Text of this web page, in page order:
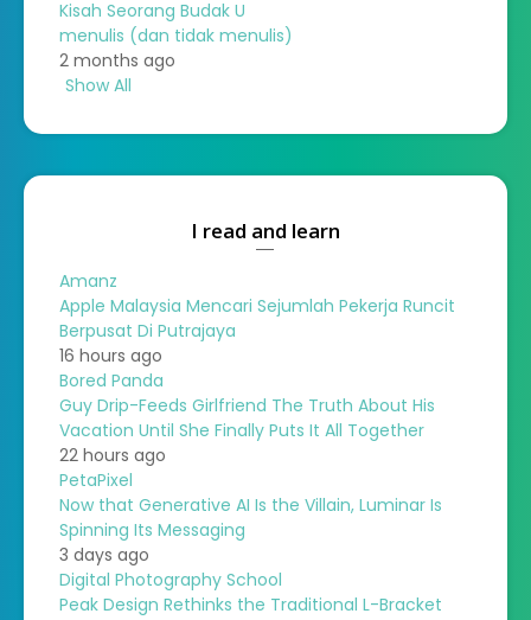
Kisah Seorang Budak U
menulis (dan tidak menulis)
2 months ago
Show All
I read and learn
Amanz
Apple Malaysia Mencari Sejumlah Pekerja Runcit
Berpusat Di Putrajaya
16 hours ago
Bored Panda
Guy Drip-Feeds Girlfriend The Truth About His
Vacation Until She Finally Puts It All Together
22 hours ago
PetaPixel
Now that Generative AI Is the Villain, Luminar Is
Spinning Its Messaging
3 days ago
Digital Photography School
Peak Design Rethinks the Traditional L-Bracket